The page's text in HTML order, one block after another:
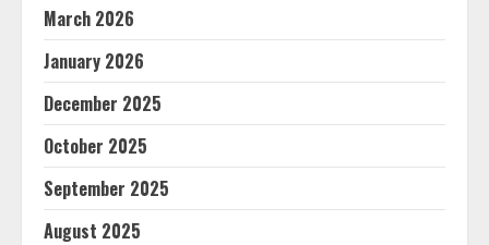
March 2026
January 2026
December 2025
October 2025
September 2025
August 2025